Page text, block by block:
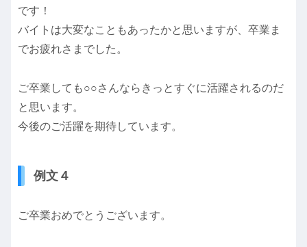
です！
バイトは大変なこともあったかと思いますが、卒業ま
でお疲れさまでした。
ご卒業しても○○さんならきっとすぐに活躍されるのだ
と思います。
今後のご活躍を期待しています。
例文４
ご卒業おめでとうございます。